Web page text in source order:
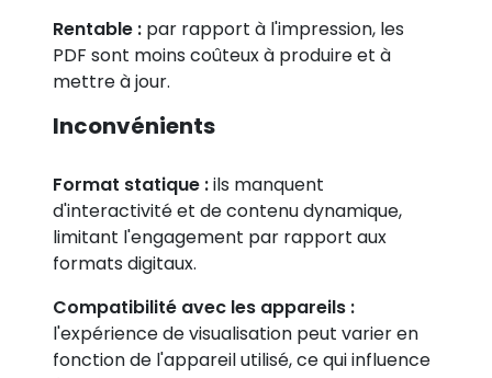
Rentable : par rapport à l'impression, les
PDF sont moins coûteux à produire et à
mettre à jour.
Inconvénients
Format statique :ils manquent
d'interactivité et de contenu dynamique,
limitant l'engagement par rapport aux
formats digitaux.
Compatibilité avec les appareils :
l'expérience de visualisation peut varier en
fonction de l'appareil utilisé, ce qui influence